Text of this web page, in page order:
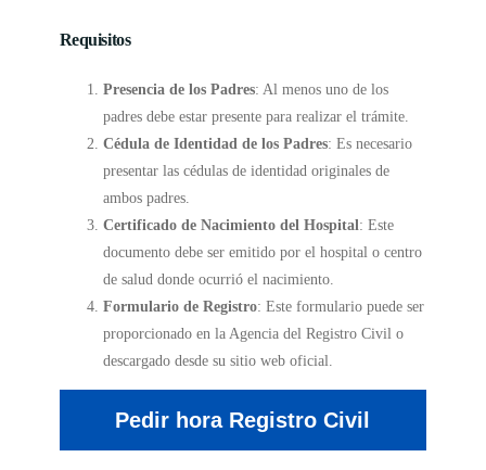
Requisitos
Presencia de los Padres: Al menos uno de los
padres debe estar presente para realizar el trámite.
Cédula de Identidad de los Padres: Es necesario
presentar las cédulas de identidad originales de
ambos padres.
Certificado de Nacimiento del Hospital: Este
documento debe ser emitido por el hospital o centro
de salud donde ocurrió el nacimiento.
Formulario de Registro: Este formulario puede ser
proporcionado en la Agencia del Registro Civil o
descargado desde su sitio web oficial.
Pedir hora Registro Civil